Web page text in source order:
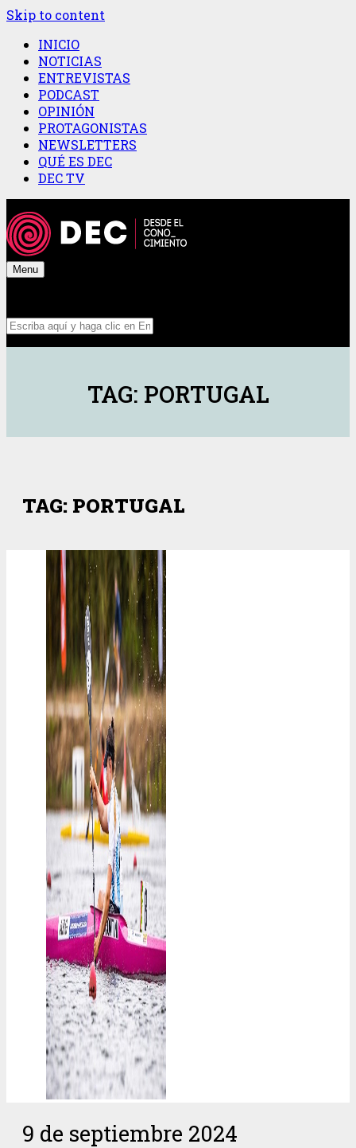
Skip to content
INICIO
NOTICIAS
ENTREVISTAS
PODCAST
OPINIÓN
PROTAGONISTAS
NEWSLETTERS
QUÉ ES DEC
DEC TV
Menu
TAG: PORTUGAL
TAG: PORTUGAL
9 de septiembre 2024